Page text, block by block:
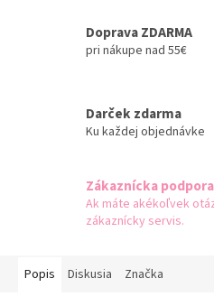
Doprava ZDARMA
pri nákupe nad 55€
Darček zdarma
Ku každej objednávke
Zákaznícka podpora
Ak máte akékoľvek
zákaznícky servis.
Popis Diskusia Značka